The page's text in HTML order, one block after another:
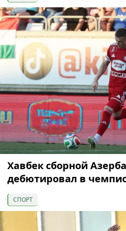
Хавбек сборной
дебютировал в
СПОРТ